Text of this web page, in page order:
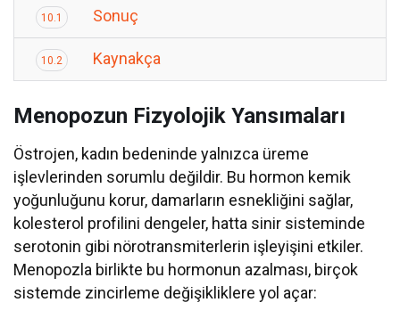
10.1 Sonuç
10.2 Kaynakça
Menopozun Fizyolojik Yansımaları
Östrojen, kadın bedeninde yalnızca üreme
işlevlerinden sorumlu değildir. Bu hormon kemik
yoğunluğunu korur, damarların esnekliğini sağlar,
kolesterol profilini dengeler, hatta sinir sisteminde
serotonin gibi nörotransmiterlerin işleyişini etkiler.
Menopozla birlikte bu hormonun azalması, birçok
sistemde zincirleme değişikliklere yol açar: